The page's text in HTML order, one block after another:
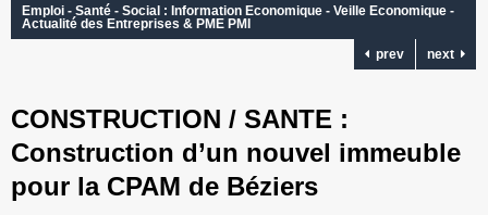
Emploi - Santé - Social : Information Economique - Veille Economique -
Actualité des Entreprises & PME PMI
prev
next
CONSTRUCTION / SANTE :
Construction d’un nouvel immeuble
pour la CPAM de Béziers